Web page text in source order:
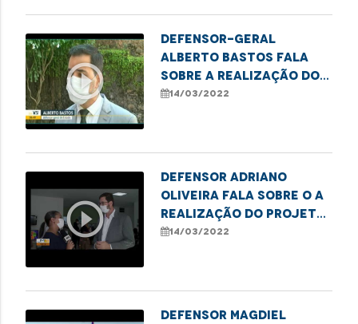
play_circle_outline
Defensor-geral
Alberto Bastos fala
sobre a realização do
projeto "Meu Pai tem
14/03/2022
play_circle_outline
Defensor Adriano
Oliveira fala sobre o a
realização do projeto
"Meu Pai tem Nome"
14/03/2022
Defensor Magdiel